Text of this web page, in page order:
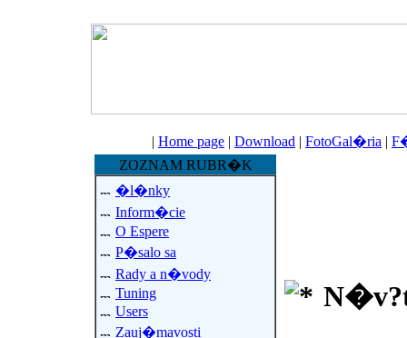
| Home page | Download | FotoGal�ria |
ZOZNAM RUBR�K
�l�nky
Inform�cie
O Espere
P�salo sa
Rady a n�vody
Tuning
Users
Zauj�mavosti